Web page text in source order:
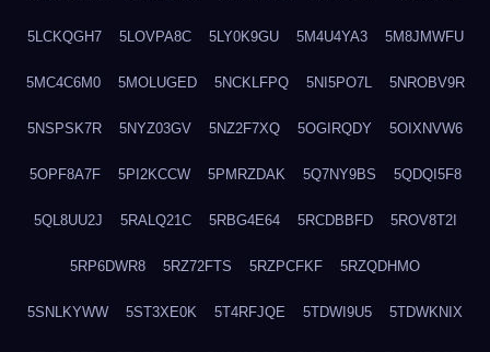
5LCKQGH7 5LOVPA8C 5LY0K9GU 5M4U4YA3 5M8JMWFU
5MC4C6M0 5MOLUGED 5NCKLFPQ 5NI5PO7L 5NROBV9R
5NSPSK7R 5NYZ03GV 5NZ2F7XQ 5OGIRQDY 5OIXNVW6
5OPF8A7F 5PI2KCCW 5PMRZDAK 5Q7NY9BS 5QDQI5F8
5QL8UU2J 5RALQ21C 5RBG4E64 5RCDBBFD 5ROV8T2I
5RP6DWR8 5RZ72FTS 5RZPCFKF 5RZQDHMO
5SNLKYWW 5ST3XE0K 5T4RFJQE 5TDWI9U5 5TDWKNIX